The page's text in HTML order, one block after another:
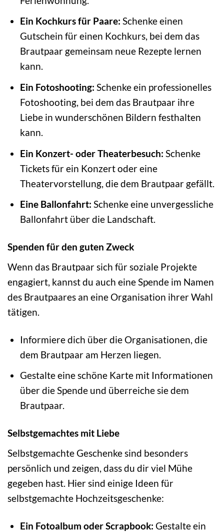
Ein Kochkurs für Paare: Schenke einen
Gutschein für einen Kochkurs, bei dem das
Brautpaar gemeinsam neue Rezepte lernen
kann.
Ein Fotoshooting: Schenke ein professionelles
Fotoshooting, bei dem das Brautpaar ihre
Liebe in wunderschönen Bildern festhalten
kann.
Ein Konzert- oder Theaterbesuch: Schenke
Tickets für ein Konzert oder eine
Theatervorstellung, die dem Brautpaar gefällt.
Eine Ballonfahrt: Schenke eine unvergessliche
Ballonfahrt über die Landschaft.
Spenden für den guten Zweck
Wenn das Brautpaar sich für soziale Projekte
engagiert, kannst du auch eine Spende im Namen
des Brautpaares an eine Organisation ihrer Wahl
tätigen.
Informiere dich über die Organisationen, die
dem Brautpaar am Herzen liegen.
Gestalte eine schöne Karte mit Informationen
über die Spende und überreiche sie dem
Brautpaar.
Selbstgemachtes mit Liebe
Selbstgemachte Geschenke sind besonders
persönlich und zeigen, dass du dir viel Mühe
gegeben hast. Hier sind einige Ideen für
selbstgemachte Hochzeitsgeschenke:
Ein Fotoalbum oder Scrapbook: Gestalte ein